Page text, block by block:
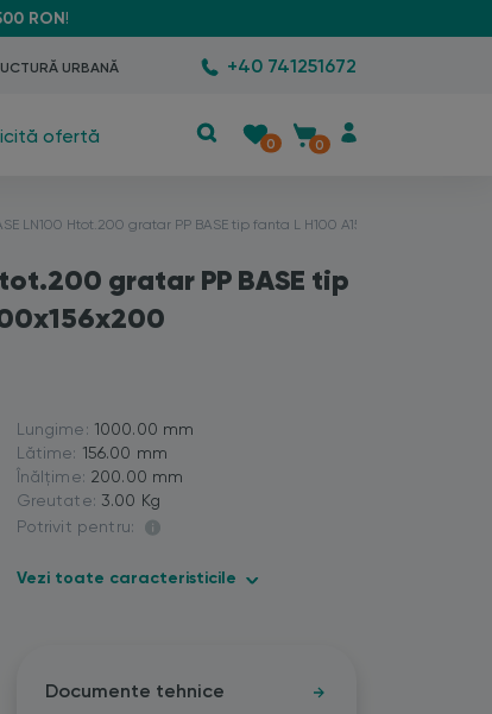
RON!
URBANĂ +40 741251672
ofertă 0 0
LN100 Htot.200 gratar PP BASE tip fanta L H100 A15-C250
gratar PP BASE tip
Lungime: 1000.00 mm
Lătime: 156.00 mm
Înălțime: 200.00 mm
Greutate: 3.00 Kg
Potrivit pentru:
Vezi toate caracteristicile
Documente tehnice